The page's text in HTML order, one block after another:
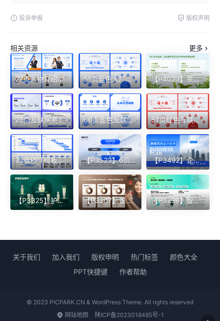
投诉举报 版权声明
相关资源 更多
27页人物介绍个人履历组织架构部门团队成员风采展示多图PPT模板 51页蓝色大厂逻辑架构图一键换色含字体PPT模板 【P4023】茶叶抖音电商PPT内容版式
23页互联网商业汇报业务逻辑图PPT模板 60页蓝色互联网多功能逻辑系统组织架构图一键换色PPT模版 51页红色互联网超全逻辑架构图一键换色PPT模板
32张PPT模板全时间轴流程图甘特图进度表 【P3523】6页蓝色渐变多内容排版 【P3492】企业介绍类型内容版式
【P3325】护肤品产品展示 【P3307】雀巢茶饮消费分析 【P3296】智能床垫内容版式
关于我们 加入我们 版权申明 热门标签
颜色大全
PPT快捷键
作者帮助
© 2023 PICPARK.CN & WordPress Theme. All rights reserved
网站地图
陕ICP备2023018485号-1